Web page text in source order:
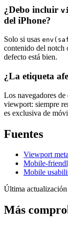
¿Debo incluir
del iPhone?
Solo si usas
contenido del notch
defecto está bien.
¿La etiqueta
Los navegadores
viewport: siempre
es exclusiva de
Fuentes
Viewport
Mobile-
Mobile
Última
Más